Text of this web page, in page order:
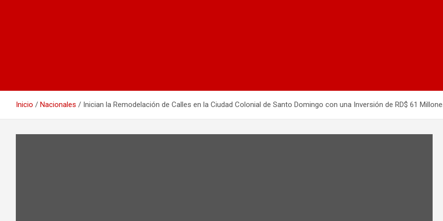
Inicio Nacionales Inician la Remodelación de Calles en la Ciudad Colonial de Santo Domingo con una Inversión de RD$ 61